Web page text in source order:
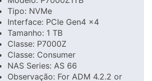
Tipo: NVMe
Interface: PCIe Gen4 x4
Tamanho: 1 TB
Classe: P7000Z
Classe: Consumer
NAS Series: AS 66
Observação: For ADM 4.2.2 or